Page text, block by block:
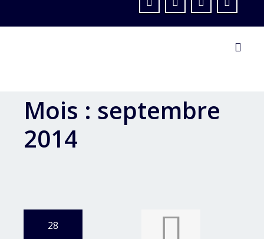
Mois : septembre
2014
28